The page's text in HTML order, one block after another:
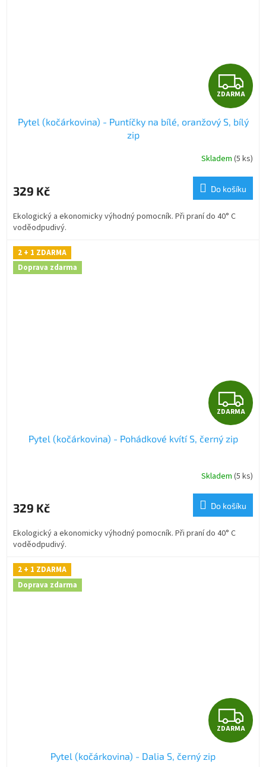
Z
D
A
R
M
A
ZDARMA
Pytel (kočárkovina) - Puntíčky na bílé, oranžový S, bílý
zip
Skladem (5 ks)
329 Kč Do košíku
Ekologický a ekonomicky výhodný pomocník. Při praní do 40° C
voděodpudivý.
2 + 1 ZDARMA
Doprava zdarma
Z
D
R
M
A
ZDARMA
Pytel (kočárkovina) - Pohádkové kvítí S, černý zip
Skladem (5 ks)
329 Kč Do košíku
Ekologický a ekonomicky výhodný pomocník. Při praní do 40° C
voděodpudivý.
2 + 1 ZDARMA
Doprava zdarma
Z
D
ZDARMA
Pytel (kočárkovina) - Dalia S, černý zip